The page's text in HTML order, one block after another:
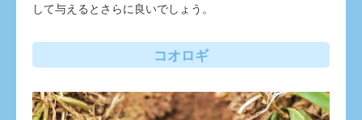
して与えるとさらに良いでしょう。
コオロギ